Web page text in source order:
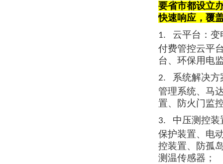
要省市都设立
快速响应，覆
1. 云平台 ：
付费管控云平
台、环保用电
2.
系统解决
管理系统、马
置、防火门监
3.
中压测控
保护装置、电
控装置、防孤
测温传感器 ；